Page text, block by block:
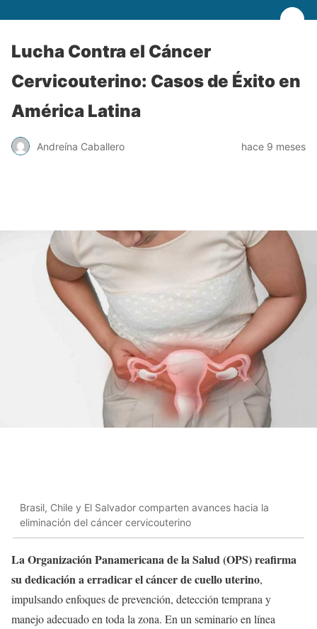
Lucha Contra el Cáncer
Cervicouterino: Casos de Éxito en
América Latina
Andreína Caballero hace 9 meses
Brasil, Chile y El Salvador comparten avances hacia la
eliminación del cáncer cervicouterino
La Organización Panamericana de la Salud (OPS) reafirma
su dedicación a erradicar el cáncer de cuello uterino,
impulsando enfoques de prevención, detección temprana y
manejo adecuado en toda la zona. En un seminario en línea